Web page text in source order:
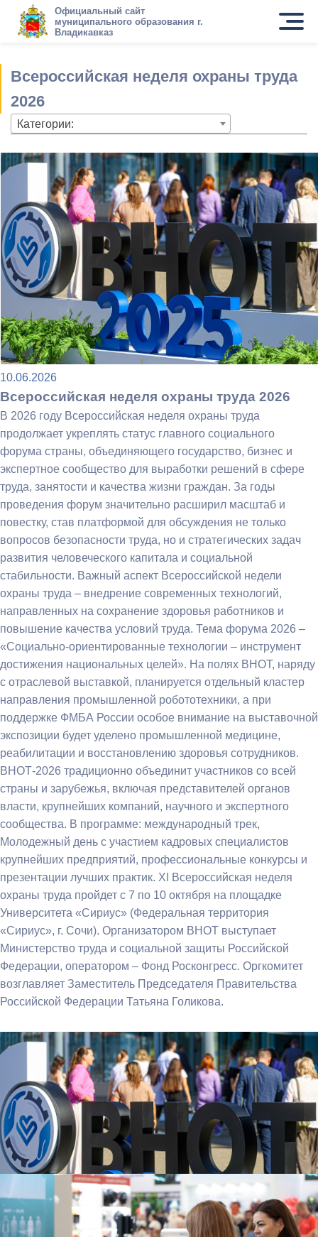
Официальный сайт
муниципального образования г.
Владикавказ
Всероссийская неделя охраны труда
2026
Категории:
10.06.2026
Всероссийская неделя охраны труда 2026
В 2026 году Всероссийская неделя охраны труда
продолжает укреплять статус главного социального
форума страны, объединяющего государство, бизнес и
экспертное сообщество для выработки решений в сфере
труда, занятости и качества жизни граждан. За годы
проведения форум значительно расширил масштаб и
повестку, став платформой для обсуждения не только
вопросов безопасности труда, но и стратегических задач
развития человеческого капитала и социальной
стабильности. Важный аспект Всероссийской недели
охраны труда – внедрение современных технологий,
направленных на сохранение здоровья работников и
повышение качества условий труда. Тема форума 2026 –
«Социально-ориентированные технологии – инструмент
достижения национальных целей». На полях ВНОТ, наряду
с отраслевой выставкой, планируется отдельный кластер
направления промышленной робототехники, а при
поддержке ФМБА России особое внимание на выставочной
экспозиции будет уделено промышленной медицине,
реабилитации и восстановлению здоровья сотрудников.
ВНОТ-2026 традиционно объединит участников со всей
страны и зарубежья, включая представителей органов
власти, крупнейших компаний, научного и экспертного
сообщества. В программе: международный трек,
Молодежный день с участием кадровых специалистов
крупнейших предприятий, профессиональные конкурсы и
презентации лучших практик. XI Всероссийская неделя
охраны труда пройдет с 7 по 10 октября на площадке
Университета «Сириус» (Федеральная территория
«Сириус», г. Сочи). Организатором ВНОТ выступает
Министерство труда и социальной защиты Российской
Федерации, оператором – Фонд Росконгресс. Оргкомитет
возглавляет Заместитель Председателя Правительства
Российской Федерации Татьяна Голикова.